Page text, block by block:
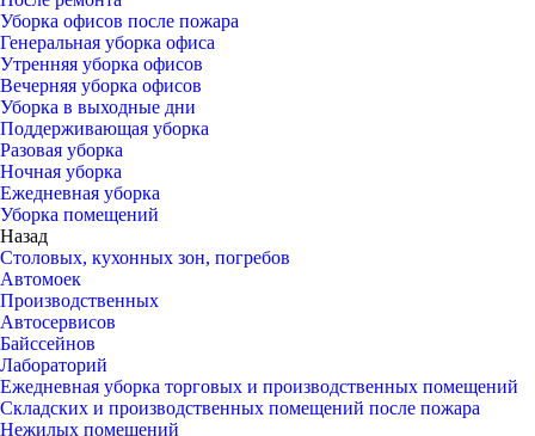
Уборка офисов после пожара
Генеральная уборка офиса
Утренняя уборка офисов
Вечерняя уборка офисов
Уборка в выходные дни
Поддерживающая уборка
Разовая уборка
Ночная уборка
Ежедневная уборка
Уборка помещений
Назад
Столовых, кухонных зон, погребов
Автомоек
Производственных
Автосервисов
Байссейнов
Лабораторий
Ежедневная уборка торговых и производственных помещений
Складских и производственных помещений после пожара
Нежилых помещений